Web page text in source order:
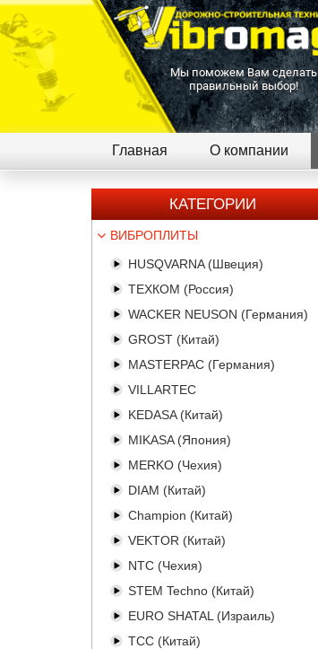
Мы поможем Вам сделать
правильный выбор!
Главная О компании
КАТЕГОРИИ
ВИБРОПЛИТЫ
HUSQVARNA (Швеция)
ТЕХКОМ (Россия)
WACKER NEUSON (Германия)
GROST (Китай)
MASTERPAC (Германия)
VILLARTEC
KEDASA (Китай)
MIKASA (Япония)
MERKO (Чехия)
DIAM (Китай)
Champion (Китай)
VEKTOR (Китай)
NTC (Чехия)
STEM Techno (Китай)
EURO SHATAL (Израиль)
TCC (Китай)